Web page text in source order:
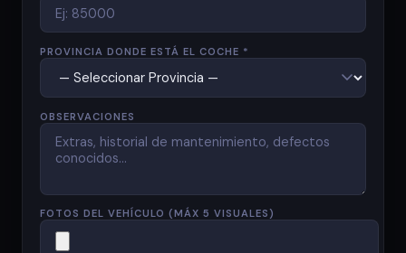
PROVINCIA DONDE ESTÁ EL COCHE *
OBSERVACIONES
FOTOS DEL VEHÍCULO (MÁX 5 VISUALES)